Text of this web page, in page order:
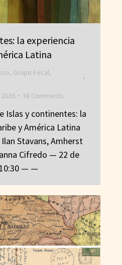
la experiencia
Latina
, Grupo Focal,
38 Comments
Islas y continentes: la
y América Latina
Stavans, Amherst
Cifredo — 22 de
10:30 — —